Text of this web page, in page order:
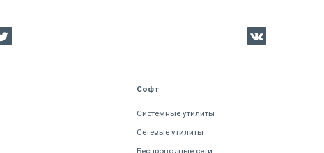
Софт
Системные утилиты
Сетевые утилиты
Беспроводные сети